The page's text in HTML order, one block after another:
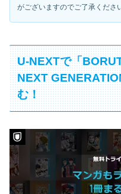
がございますのでご了承くださ
U-NEXTで「
NEXT
む！